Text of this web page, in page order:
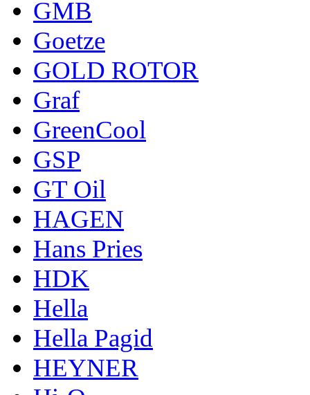
GMB
Goetze
GOLD ROTOR
Graf
GreenCool
GSP
GT Oil
HAGEN
Hans Pries
HDK
Hella
Hella Pagid
HEYNER